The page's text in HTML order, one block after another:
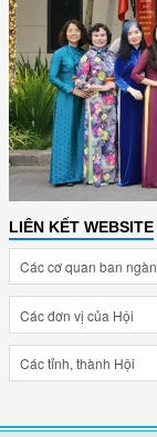
LIÊN KẾT WEBSITE